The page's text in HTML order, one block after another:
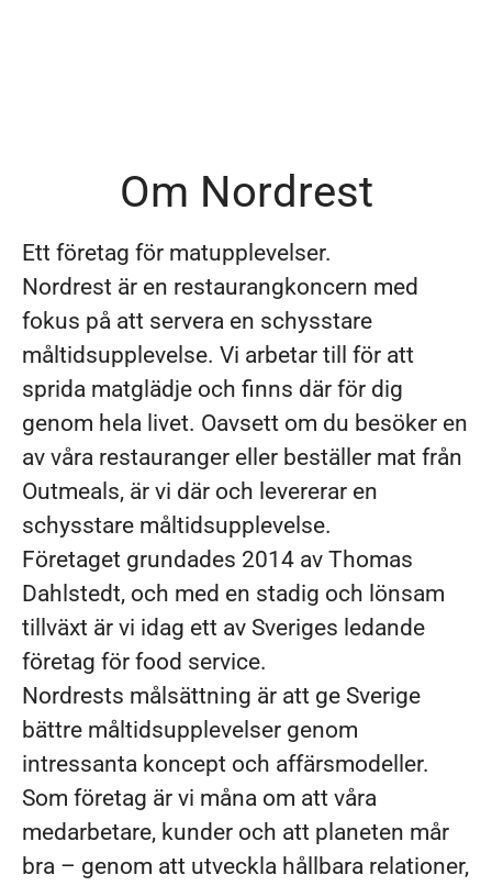
Om Nordrest
Ett företag för matupplevelser.
Nordrest är en restaurangkoncern med
fokus på att servera en schysstare
måltidsupplevelse. Vi arbetar till för att
sprida matglädje och finns där för dig
genom hela livet. Oavsett om du besöker en
av våra restauranger eller beställer mat från
Outmeals, är vi där och levererar en
schysstare måltidsupplevelse.
Företaget grundades 2014 av Thomas
Dahlstedt, och med en stadig och lönsam
tillväxt är vi idag ett av Sveriges ledande
företag för food service.
Nordrests målsättning är att ge Sverige
bättre måltidsupplevelser genom
intressanta koncept och affärsmodeller.
Som företag är vi måna om att våra
medarbetare, kunder och att planeten mår
bra – genom att utveckla hållbara relationer,